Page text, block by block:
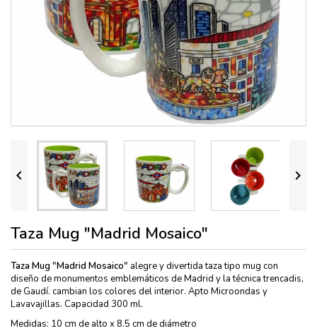
 
Taza Mug "Madrid Mosaico"
Taza Mug "Madrid Mosaico" alegre y divertida taza tipo mug con
diseño de monumentos emblemáticos de Madrid y la técnica trencadis,
de Gaudí. cambian los colores del interior. Apto Microondas y
Lavavajillas. Capacidad 300 ml.
Medidas: 10 cm de alto x 8.5 cm de diámetro